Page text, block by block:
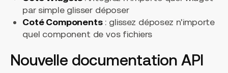
par simple glisser déposer
Coté Components: glissez déposez n'importe
quel component de vos fichiers
Nouvelle documentation API